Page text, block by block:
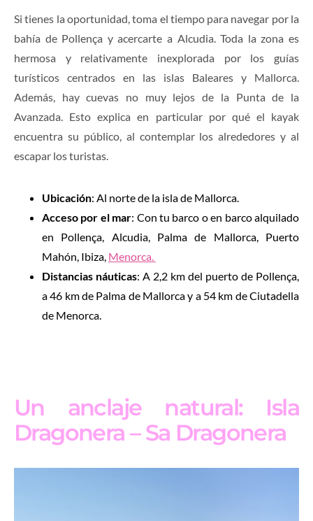
Si tienes la oportunidad, toma el tiempo para navegar por la
bahía de Pollença y acercarte a Alcudia. Toda la zona es
hermosa y relativamente inexplorada por los guías
turísticos centrados en las islas Baleares y Mallorca.
Además, hay cuevas no muy lejos de la Punta de la
Avanzada. Esto explica en particular por qué el kayak
encuentra su público, al contemplar los alrededores y al
escapar los turistas.
Ubicación: Al norte de la isla de Mallorca.
Acceso por el mar: Con tu barco o en barco alquilado
en Pollença, Alcudia, Palma de Mallorca, Puerto
Mahón, Ibiza, Menorca.
Distancias náuticas: A 2,2 km del puerto de Pollença,
a 46 km de Palma de Mallorca y a 54 km de Ciutadella
de Menorca.
Un anclaje natural: Isla
Dragonera – Sa Dragonera